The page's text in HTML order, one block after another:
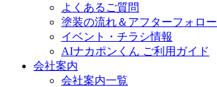
よくあるご質問
塗装の流れ＆アフターフォロー
イベント・チラシ情報
AIナカポンくん ご利用ガイド
会社案内
会社案内一覧